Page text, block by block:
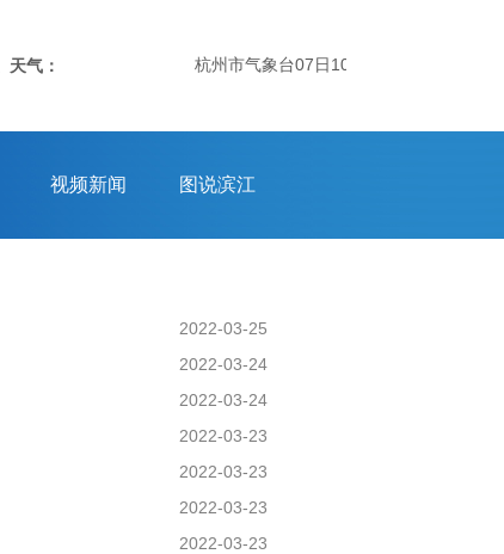
天气： 杭州市气象台07日10时50分发布：杭州市
视频新闻 图说滨江
2022-03-25
2022-03-24
2022-03-24
2022-03-23
2022-03-23
2022-03-23
2022-03-23